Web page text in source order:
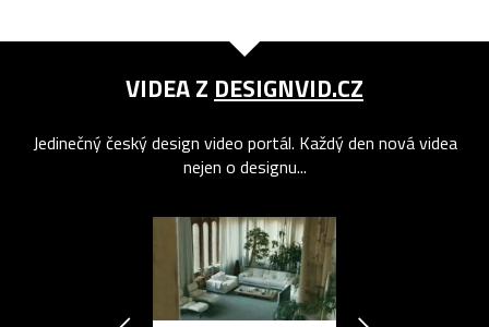
VIDEA Z DESIGNVID.CZ
Jedinečný český design video portál. Každý den nová videa
nejen o designu...